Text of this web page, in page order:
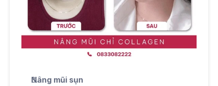
Nâng mũi sụn